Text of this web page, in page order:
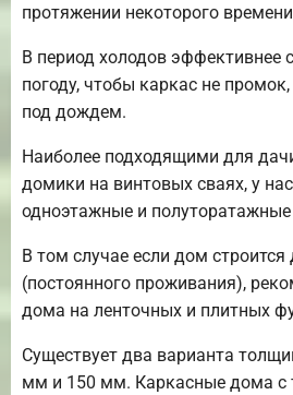
протяжении некоторого
В период холодов эффективнее
погоду, чтобы каркас не
под дождем.
Наиболее подходящими для
домики на винтовых сваях, у
одноэтажные и
В том случае если дом
(постоянного проживания),
дома на ленточных и плитных
Существует два варианта
мм и 150 мм. Каркасные дома с